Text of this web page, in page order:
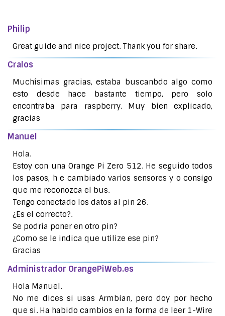
Philip
Great guide and nice project. Thank you for share.
Cralos
Muchísimas gracias, estaba buscanbdo algo como
esto desde hace bastante tiempo, pero solo
encontraba para raspberry. Muy bien explicado,
gracias
Manuel
Hola.
Estoy con una Orange Pi Zero 512. He seguido todos
los pasos, h e cambiado varios sensores y o consigo
que me reconozca el bus.
Tengo conectado los datos al pin 26.
¿Es el correcto?.
Se podría poner en otro pin?
¿Como se le indica que utilize ese pin?
Gracias
Administrador OrangePiWeb.es
Hola Manuel.
No me dices si usas Armbian, pero doy por hecho
que si. Ha habido cambios en la forma de leer 1-Wire